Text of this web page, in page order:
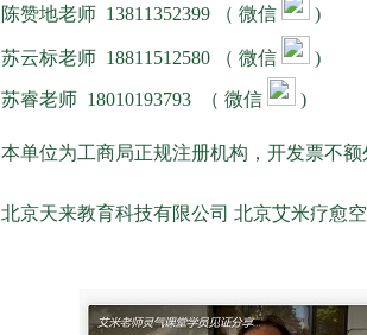
陈赞地老师 13811352399 （ 微信 )
苏云标老师 18811512580 （ 微信 )
苏睿老师 18010193793 （ 微信 )
本单位为工商局正规注册机构，开发票不
北京天来教育科技有限公司 北京艾米疗愈